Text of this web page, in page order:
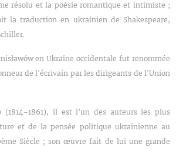
résolu et la poésie romantique et intimiste ;
la traduction en ukrainien de Shakespeare,
en Ukraine occidentale fut renommée
de l'écrivain par les dirigeants de l'Union
(1814-1861), il est l'un des auteurs les plus
et de la pensée politique ukrainienne au
Siècle ; son œuvre fait de lui une grande